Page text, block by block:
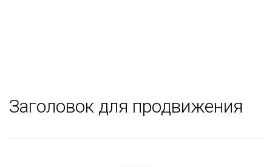
Заголовок для продвижения